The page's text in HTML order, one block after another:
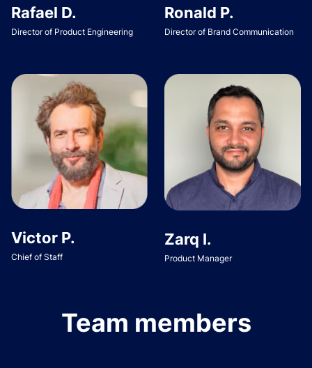
Rafael D.
Director of Product Engineering
Ronald P.
Director of Brand Communication
Victor P.
Chief of Staff
Zarq I.
Product Manager
Team members